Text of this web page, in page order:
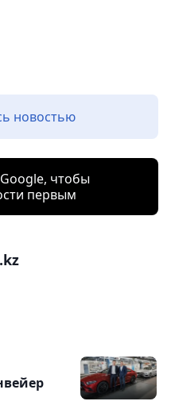
новостью
чтобы
первым